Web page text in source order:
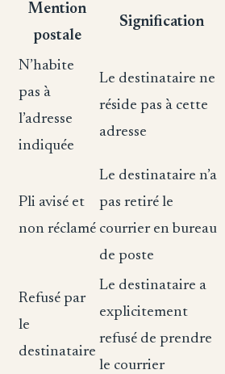
Mention
postale
Signification
N’habite
pas à
l’adresse
indiquée
Le destinataire ne
réside pas à cette
adresse
Pli avisé et
non réclamé
Le destinataire n’a
pas retiré le
courrier en bureau
de poste
Refusé par
le
destinataire
Le destinataire a
explicitement
refusé de prendre
le courrier